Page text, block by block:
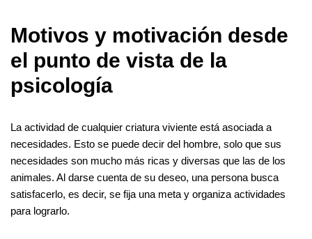
Motivos y motivación desde
el punto de vista de la
psicología
La actividad de cualquier criatura viviente está asociada a
necesidades. Esto se puede decir del hombre, solo que sus
necesidades son mucho más ricas y diversas que las de los
animales. Al darse cuenta de su deseo, una persona busca
satisfacerlo, es decir, se fija una meta y organiza actividades
para lograrlo.